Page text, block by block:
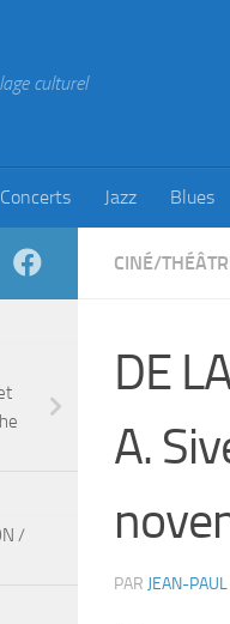
culturel
Concerts Jazz Blues
CINÉ/
DE
A.
PAR JEAN-PAUL
/